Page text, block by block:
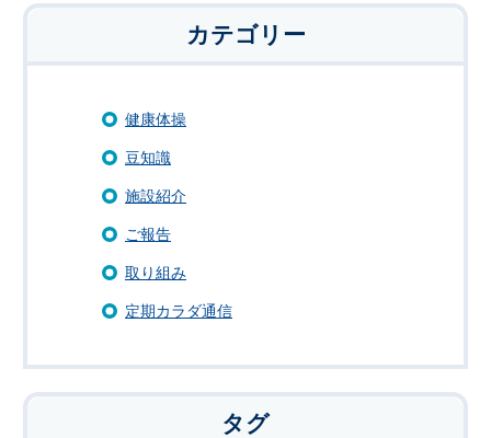
カテゴリー
健康体操
豆知識
施設紹介
ご報告
取り組み
定期カラダ通信
タグ